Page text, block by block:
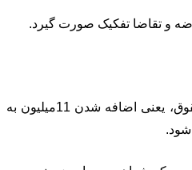
و تقاضا تفکیک صورت گیرد.
وی استدلال کرد: 45درصد افزایش حداقل دستمزد، یعنی فقط 3میلیون تغییر در کف حقوق 7میلیون تومانی کارگر، اما برای یک استاد دانشگاه، فقط 24درصد افزایش حقوق، یعنی اضافه شدن 11میلیون به
شود.